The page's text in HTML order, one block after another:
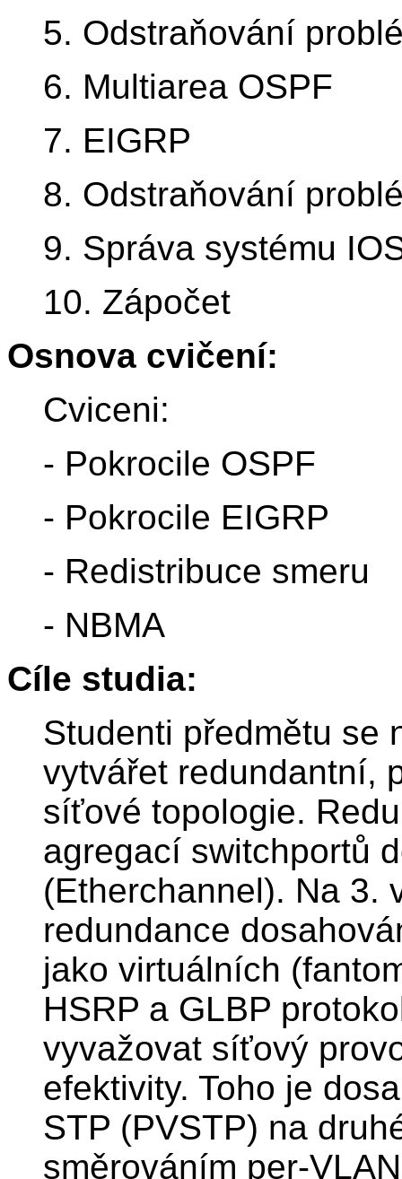
5. Odstraňování
6. Multiarea OSPF
7. EIGRP
8. Odstraňování
9. Správa systému
10. Zápočet
Osnova cvičení:
Cviceni:
- Pokrocile OSPF
- Pokrocile EIGRP
- Redistribuce smeru
- NBMA
Cíle studia:
Studenti předmětu se
vytvářet redundantní,
síťové topologie.
agregací switchportů
(Etherchannel). Na 3.
redundance
jako virtuálních
HSRP a GLBP
vyvažovat síťový
efektivity. Toho je
STP (PVSTP) na
směrováním per-